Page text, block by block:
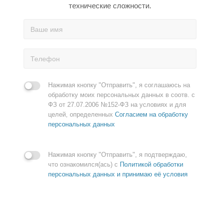
технические сложности.
Нажимая кнопку "Отправить", я соглашаюсь на
обработку моих персональных данных в соотв. с
ФЗ от 27.07.2006 №152-ФЗ на условиях и для
целей, определенных Согласием на обработку
персональных данных
Нажимая кнопку "Отправить", я подтверждаю,
что ознакомился(ась) с Политикой обработки
персональных данных и принимаю её условия